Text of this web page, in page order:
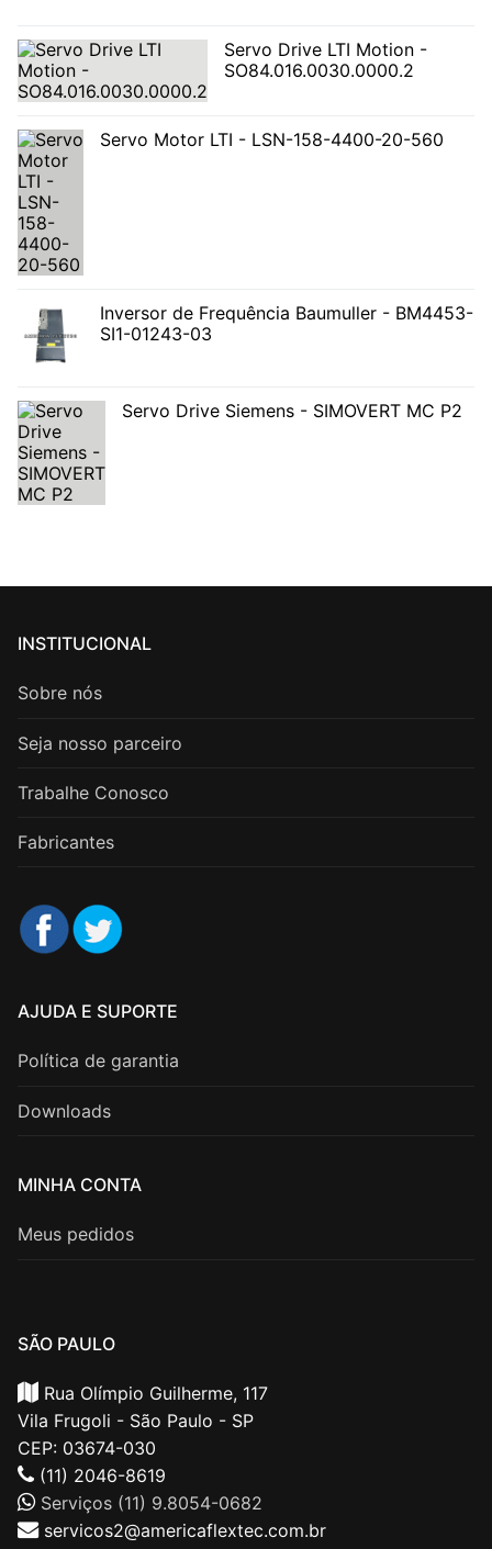
Servo Drive LTI Motion -
SO84.016.0030.0000.2
Servo Motor LTI - LSN-158-4400-20-560
Inversor de Frequência Baumuller - BM4453-
SI1-01243-03
Servo Drive Siemens - SIMOVERT MC P2
INSTITUCIONAL
Sobre nós
Seja nosso parceiro
Trabalhe Conosco
Fabricantes
AJUDA E SUPORTE
Política de garantia
Downloads
MINHA CONTA
Meus pedidos
SÃO PAULO
Rua Olímpio Guilherme, 117
Vila Frugoli - São Paulo - SP
CEP: 03674-030
(11) 2046-8619
Serviços (11) 9.8054-0682
servicos2@americaflextec.com.br